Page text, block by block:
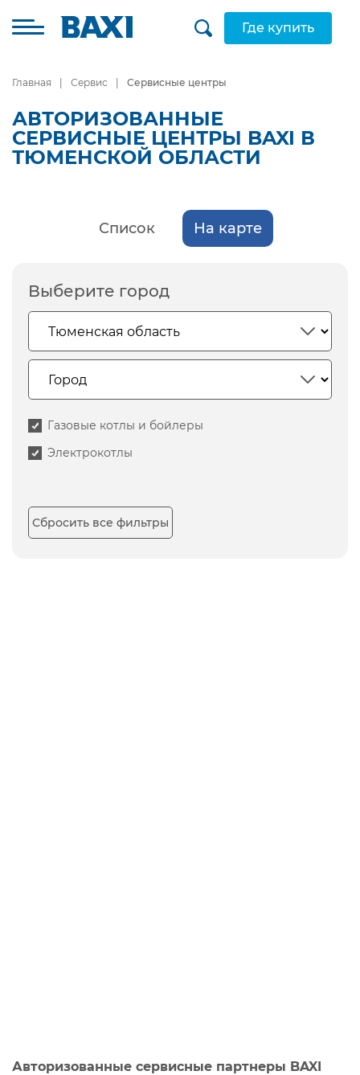
Где купить
Главная Сервис Сервисные центры
АВТОРИЗОВАННЫЕ
СЕРВИСНЫЕ ЦЕНТРЫ BAXI В
ТЮМЕНСКОЙ ОБЛАСТИ
Список На карте
Выберите город
Газовые котлы и бойлеры
Электрокотлы
Сбросить все фильтры
Авторизованные сервисные партнеры BAXI